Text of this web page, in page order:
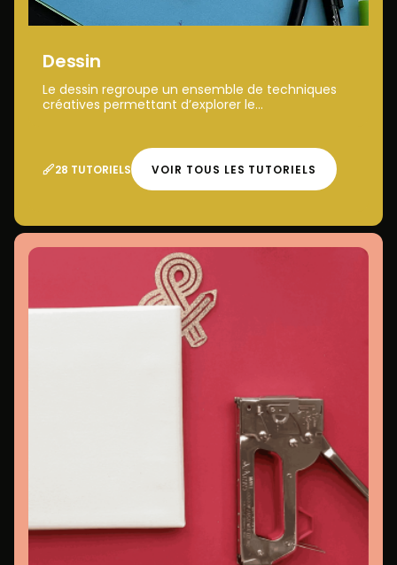
Dessin
Le dessin regroupe un ensemble de techniques
créatives permettant d’explorer le...
28 TUTORIELS VOIR TOUS LES TUTORIELS